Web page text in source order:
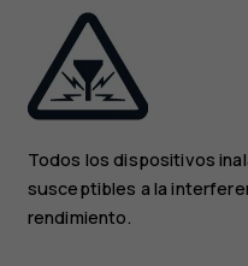
Todos los dispositivos
susceptibles a la
rendimiento.